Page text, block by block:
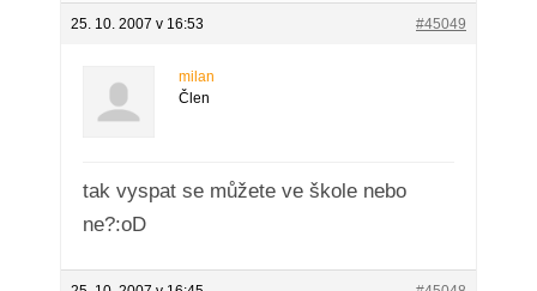
25. 10. 2007 v 16:53 #45049
milan
Člen
tak vyspat se můžete ve škole nebo
ne?:oD